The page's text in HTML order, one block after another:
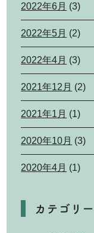
2022年6月 (3)
2022年5月 (2)
2022年4月 (3)
2021年12月 (2)
2021年1月 (1)
2020年10月 (3)
2020年4月 (1)
カテゴリー